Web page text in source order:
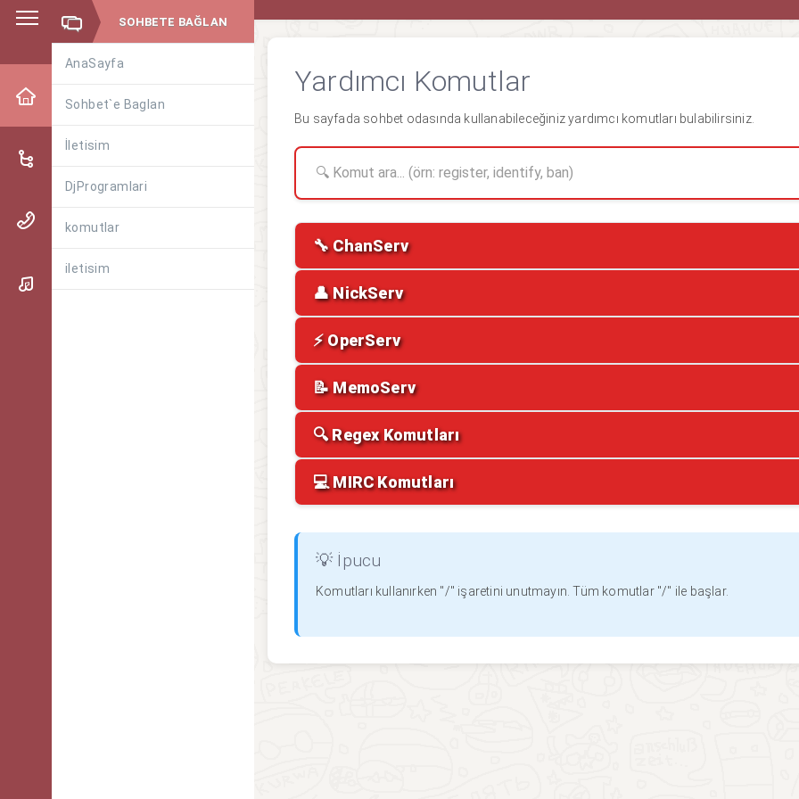
SOHBETE BAĞLAN
AnaSayfa
Sohbet`e Baglan
İletisim
DjProgramlari
komutlar
iletisim
Yardımcı Komutlar
Bu sayfada sohbet odasında kullanabileceğiniz yardımcı komutları bulabilirsiniz.
🔧 ChanServ
👤 NickServ
⚡ OperServ
📝 MemoServ
🔍 Regex Komutları
💻 MIRC Komutları
💡 İpucu
Komutları kullanırken "/" işaretini unutmayın. Tüm komutlar "/" ile başlar.